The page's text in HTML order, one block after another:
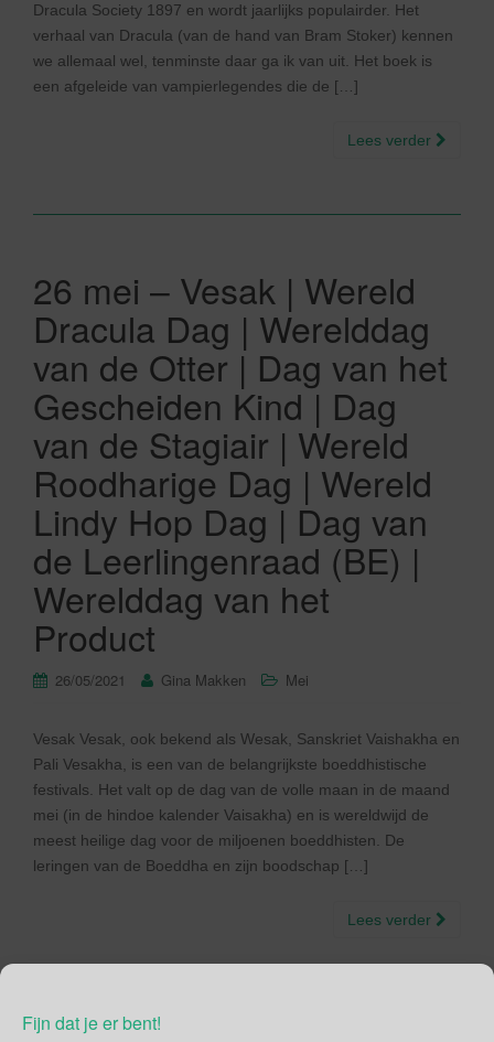
Fijn dat je er bent!
Dracula Society 1897 en wordt jaarlijks populairder. Het
verhaal van Dracula (van de hand van Bram Stoker) kennen
we allemaal wel, tenminste daar ga ik van uit. Het boek is
een afgeleide van vampierlegendes die de […]
Lees verder
26 mei – Vesak | Wereld
Dracula Dag | Werelddag
van de Otter | Dag van het
Gescheiden Kind | Dag
van de Stagiair | Wereld
Roodharige Dag | Wereld
Lindy Hop Dag | Dag van
de Leerlingenraad (BE) |
Werelddag van het
Product
26/05/2021 Gina Makken Mei
Vesak Vesak, ook bekend als Wesak, Sanskriet Vaishakha en
Pali Vesakha, is een van de belangrijkste boeddhistische
festivals. Het valt op de dag van de volle maan in de maand
mei (in de hindoe kalender Vaisakha) en is wereldwijd de
meest heilige dag voor de miljoenen boeddhisten. De
leringen van de Boeddha en zijn boodschap […]
Lees verder